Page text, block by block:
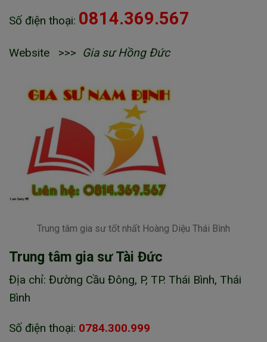
Số điện thoại: 0814.369.567
Website >>> Gia sư Hồng Đức
Trung tâm gia sư tốt nhất Hoàng Diệu Thái Bình
Trung tâm gia sư Tài Đức
Địa chỉ: Đường Cầu Đông, P, TP. Thái Bình, Thái
Bình
Số điện thoại: 0784.300.999